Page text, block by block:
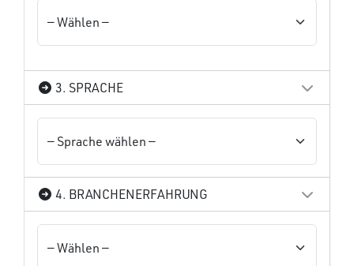
3. SPRACHE
4. BRANCHENERFAHRUNG